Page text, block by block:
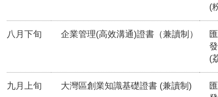
(
八月下旬 企業管理(高效溝通)證書（兼讀制）
(
九月上旬 大灣區創業知識基礎證書 (兼讀制)